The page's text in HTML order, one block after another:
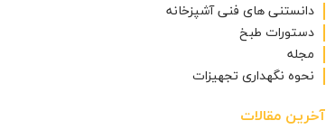
دانستنی های فنی آشپزخانه
دستورات طبخ
مجله
نحوه نگهداری تجهیزات
آخرین مقالات